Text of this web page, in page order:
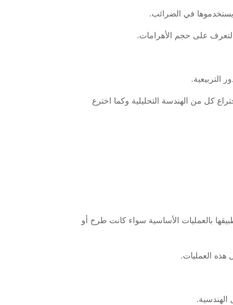
يستخدموها في الضرائب.
على حجم الأهرامات.
التربيعية.
كل من الهندسة التحليلية وكما اخترع
بالعمليات الأساسية سواء كانت طرح أو
هذه العمليات.
الهندسية.